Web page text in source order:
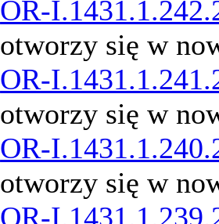
OR-
otworzy się w
OR-
otworzy się w
OR-
otworzy się w
OR-